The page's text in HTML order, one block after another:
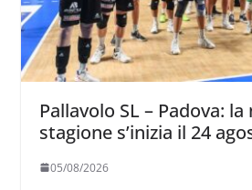
Pallavolo SL – Padova: la
stagione s’inizia il 24
05/08/2026